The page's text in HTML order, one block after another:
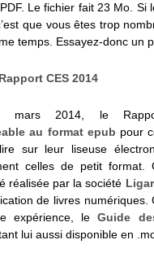
Le fichier fait 23 Mo. Si
que vous êtes trop
temps. Essayez-donc un
mars 2014, le
au format epub pour
sur leur liseuse
celles de petit format.
réalisée par la société
de livres numériques.
expérience, leGuide
lui aussi disponible en